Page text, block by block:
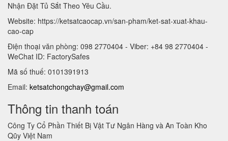
Nhận Đặt Tủ Sắt Theo Yêu Cầu.
Website: https://ketsatcaocap.vn/san-pham/ket-sat-xuat-khau-
cao-cap
Điện thoại văn phòng: 098 2770404 - Viber: +84 98 2770404 -
WeChat ID: FactorySafes
Mã số thuế: 0101391913
Email: ketsatchongchay@gmail.com
Thông tin thanh toán
Công Ty Cổ Phần Thiết Bị Vật Tư Ngân Hàng và An Toàn Kho
Qũy Việt Nam